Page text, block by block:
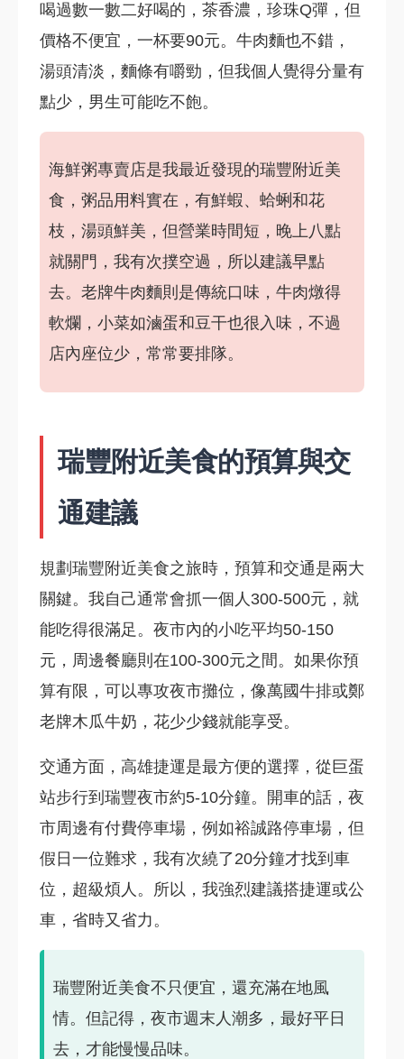
喝過數一數二好喝的，茶香濃，珍珠Q彈，但
價格不便宜，一杯要90元。牛肉麵也不錯，
湯頭清淡，麵條有嚼勁，但我個人覺得分量有
點少，男生可能吃不飽。
海鮮粥專賣店是我最近發現的瑞豐附近美
食，粥品用料實在，有鮮蝦、蛤蜊和花
枝，湯頭鮮美，但營業時間短，晚上八點
就關門，我有次撲空過，所以建議早點
去。老牌牛肉麵則是傳統口味，牛肉燉得
軟爛，小菜如滷蛋和豆干也很入味，不過
店內座位少，常常要排隊。
瑞豐附近美食的預算與交
通建議
規劃瑞豐附近美食之旅時，預算和交通是兩大
關鍵。我自己通常會抓一個人300-500元，就
能吃得很滿足。夜市內的小吃平均50-150
元，周邊餐廳則在100-300元之間。如果你預
算有限，可以專攻夜市攤位，像萬國牛排或鄭
老牌木瓜牛奶，花少少錢就能享受。
交通方面，高雄捷運是最方便的選擇，從巨蛋
站步行到瑞豐夜市約5-10分鐘。開車的話，夜
市周邊有付費停車場，例如裕誠路停車場，但
假日一位難求，我有次繞了20分鐘才找到車
位，超級煩人。所以，我強烈建議搭捷運或公
車，省時又省力。
瑞豐附近美食不只便宜，還充滿在地風
情。但記得，夜市週末人潮多，最好平日
去，才能慢慢品味。